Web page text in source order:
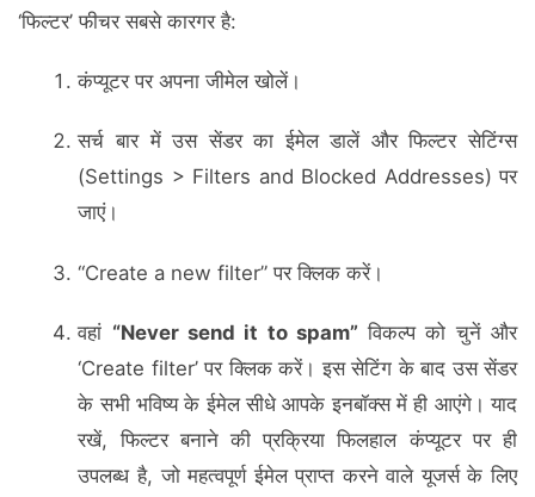
‘फिल्टर’ फीचर सबसे कारगर है:
कंप्यूटर पर अपना जीमेल खोलें।
सर्च बार में उस सेंडर का ईमेल डालें और फिल्टर सेटिंग्स
(Settings > Filters and Blocked Addresses) पर
जाएं।
“Create a new filter” पर क्लिक करें।
वहां “Never send it to spam” विकल्प को चुनें और
‘Create filter’ पर क्लिक करें। इस सेटिंग के बाद उस सेंडर
के सभी भविष्य के ईमेल सीधे आपके इनबॉक्स में ही आएंगे। याद
रखें, फिल्टर बनाने की प्रक्रिया फिलहाल कंप्यूटर पर ही
उपलब्ध है, जो महत्वपूर्ण ईमेल प्राप्त करने वाले यूजर्स के लिए